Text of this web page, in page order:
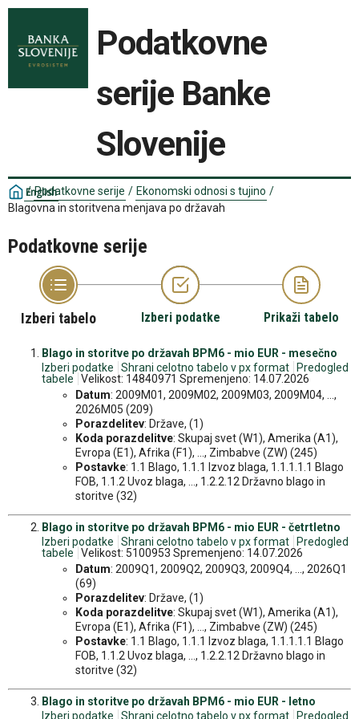
Podatkovne
serije Banke
Slovenije
English
/ Podatkovne serije / Ekonomski odnosi s tujino /
Blagovna in storitvena menjava po državah
Podatkovne serije
Izberi tabelo Izberi podatke Prikaži tabelo
Blago in storitve po državah BPM6 - mio EUR - mesečno
Izberi podatke
Shrani celotno tabelo v px format
Predogled
tabele
Velikost: 14840971 Spremenjeno: 14.07.2026
Datum: 2009M01, 2009M02, 2009M03, 2009M04, ...,
2026M05 (209)
Porazdelitev: Države, (1)
Koda porazdelitve: Skupaj svet (W1), Amerika (A1),
Evropa (E1), Afrika (F1), ..., Zimbabve (ZW) (245)
Postavke: 1.1 Blago, 1.1.1 Izvoz blaga, 1.1.1.1.1 Blago
FOB, 1.1.2 Uvoz blaga, ..., 1.2.2.12 Državno blago in
storitve (32)
Blago in storitve po državah BPM6 - mio EUR - četrtletno
Izberi podatke
Shrani celotno tabelo v px format
Predogled
tabele
Velikost: 5100953 Spremenjeno: 14.07.2026
Datum: 2009Q1, 2009Q2, 2009Q3, 2009Q4, ..., 2026Q1
(69)
Porazdelitev: Države, (1)
Koda porazdelitve: Skupaj svet (W1), Amerika (A1),
Evropa (E1), Afrika (F1), ..., Zimbabve (ZW) (245)
Postavke: 1.1 Blago, 1.1.1 Izvoz blaga, 1.1.1.1.1 Blago
FOB, 1.1.2 Uvoz blaga, ..., 1.2.2.12 Državno blago in
storitve (32)
Blago in storitve po državah BPM6 - mio EUR - letno
Izberi podatke
Shrani celotno tabelo v px format Predogled